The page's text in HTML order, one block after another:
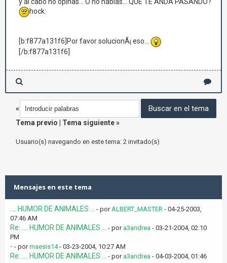
hock:
[b:f877a131f6]Por favor solucionÃ¡ eso...
[/b:f877a131f6]
«
Tema previo
Tema siguiente»
Usuario(s) navegando en este tema: 2 invitado(s)
Mensajes en este tema
.... HUMOR DE ANIMALES ... - porALBERT_MASTER - 04-25-2003,
07:46 AM
Re: .... HUMOR DE ANIMALES ... - por a3andrea - 03-21-2004, 02:10
PM
- - pormaesis14- 03-23-2004, 10:27 AM
Re: .... HUMOR DE ANIMALES ... - por a3andrea - 04-03-2004, 01:46